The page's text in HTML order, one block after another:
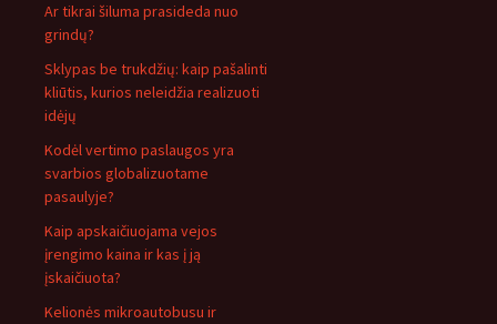
Ar tikrai šiluma prasideda nuo
grindų?
Sklypas be trukdžių: kaip pašalinti
kliūtis, kurios neleidžia realizuoti
idėjų
Kodėl vertimo paslaugos yra
svarbios globalizuotame
pasaulyje?
Kaip apskaičiuojama vejos
įrengimo kaina ir kas į ją
įskaičiuota?
Kelionės mikroautobusu ir